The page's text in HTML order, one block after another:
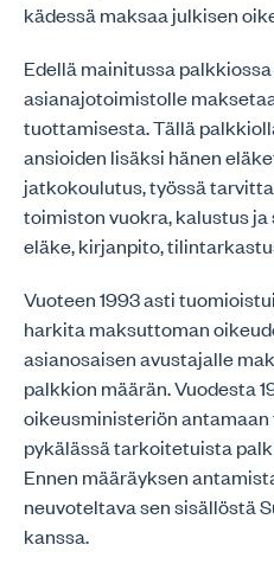
kädessä maksaa julkisen
Edellä mainitussa
asianajotoimistolle
tuottamisesta. Tällä
ansioiden lisäksi hänen
jatkokoulutus, työssä
toimiston vuokra, kalustus
eläke, kirjanpito,
Vuoteen 1993 asti
harkita maksuttoman
asianosaisen avustajalle
palkkion määrän. Vuodesta
oikeusministeriön
pykälässä tarkoitetuista
Ennen määräyksen
neuvoteltava sen sisällöstä
kanssa.